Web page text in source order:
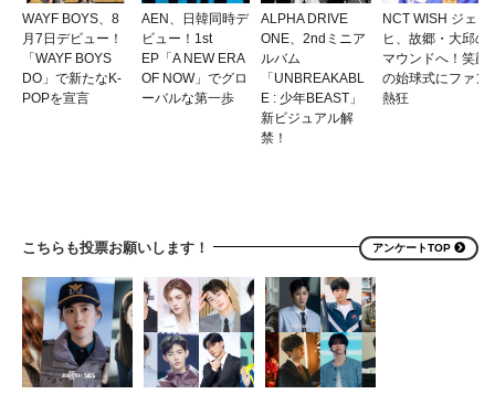
WAYF BOYS、8
月7日デビュー！
「WAYF BOYS
DO」で新たなK-
POPを宣言
AEN、日韓同時デ
ビュー！1st
EP「A NEW ERA
OF NOW」でグロ
ーバルな第一歩
ALPHA DRIVE
ONE、2ndミニア
ルバム
「UNBREAKABL
E : 少年BEAST」
新ビジュアル解
禁！
NCT WISH ジェ
ヒ、故郷・大邱の
マウンドへ！笑顔
の始球式にファン
熱狂
こちらも投票お願いします！ アンケートTOP